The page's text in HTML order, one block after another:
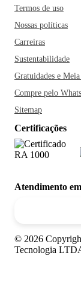
Termos de uso
Nossas políticas
Carreiras
Sustentabilidade
Gratuidades e
Compre pelo
Sitemap
Certificações
Atendimento
© 2026
Tecnologia